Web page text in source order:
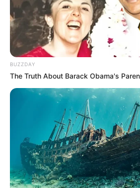
LIHAT ARTIKEL
Tastefully Yours
BUZZDAY
The Truth About Barack Obama's